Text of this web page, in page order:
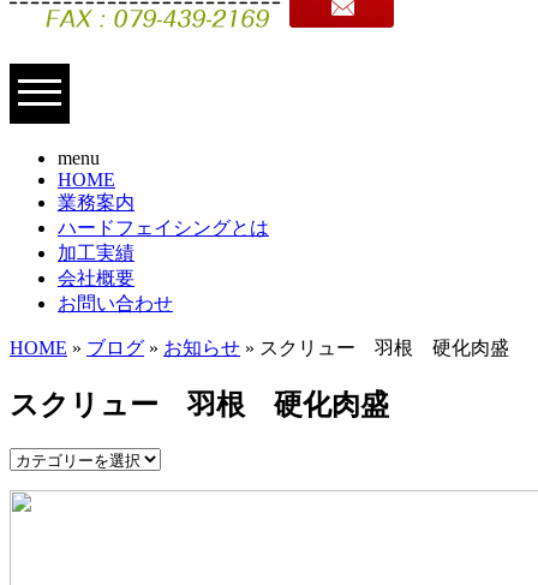
menu
HOME
業務案内
ハードフェイシングとは
加工実績
会社概要
お問い合わせ
HOME » ブログ » お知らせ » スクリュー 羽根 硬化肉盛
スクリュー 羽根 硬化肉盛